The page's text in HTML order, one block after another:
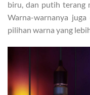
biru, dan putih terang
Warna-warnanya
pilihan warna yang